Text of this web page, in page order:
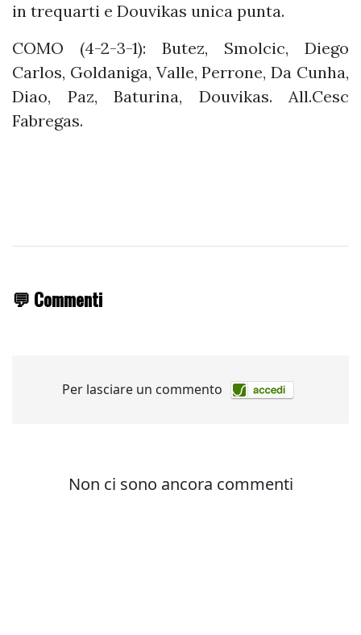
in trequarti e Douvikas unica punta.
COMO (4-2-3-1): Butez, Smolcic, Diego
Carlos, Goldaniga, Valle, Perrone, Da Cunha,
Diao, Paz, Baturina, Douvikas. All.Cesc
Fabregas.
💬 Commenti